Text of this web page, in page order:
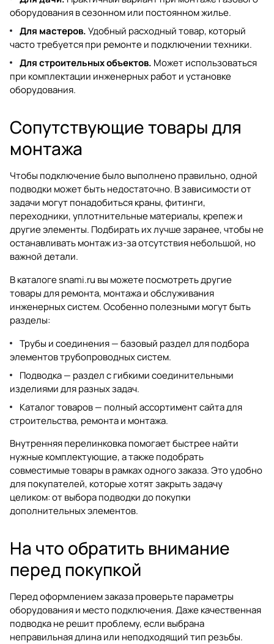
оборудования в сезонном или постоянном жилье.
Для мастеров.Удобный расходный товар, который
часто требуется при ремонте и подключении техники.
Для строительных объектов. Может использоваться
при комплектации инженерных работ и установке
оборудования.
Сопутствующие товары для
монтажа
Чтобы подключение было выполнено правильно, одной
подводки может быть недостаточно. В зависимости от
задачи могут понадобиться краны, фитинги,
переходники, уплотнительные материалы, крепеж и
другие элементы. Подбирать их лучше заранее, чтобы не
останавливать монтаж из-за отсутствия небольшой, но
важной детали.
В каталогеsnami.ru вы можете посмотреть другие
товары для ремонта, монтажа и обслуживания
инженерных систем. Особенно полезными могут быть
разделы:
Трубы и соединения— базовый раздел для подбора
элементов трубопроводных систем.
Подводка— раздел с гибкими соединительными
изделиями для разных задач.
Каталог товаров— полный ассортимент сайта для
строительства, ремонта и монтажа.
Внутренняя перелинковка помогает быстрее найти
нужные комплектующие, а также подобрать
совместимые товары в рамках одного заказа. Это удобно
для покупателей, которые хотят закрыть задачу
целиком: от выбора подводки до покупки
дополнительных элементов.
На что обратить внимание
перед покупкой
Перед оформлением заказа проверьте параметры
оборудования и место подключения. Даже качественная
подводка не решит проблему, если выбрана
неправильная длина или неподходящий тип резьбы.